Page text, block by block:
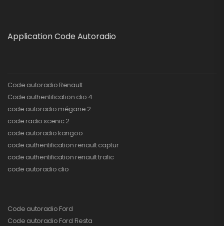
Application Code Autoradio
Code autoradio Renault
Code authentification clio 4
code autoradio mégane 2
code radio scenic 2
code autoradio kangoo
code authentification renault captur
code authentification renault trafic
code autoradio clio
Code autoradio Ford
Code autoradio Ford Fiesta